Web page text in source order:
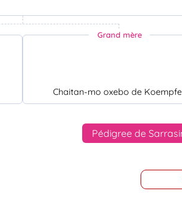
Grand mère
Chaitan-mo oxebo de
Pédigree de